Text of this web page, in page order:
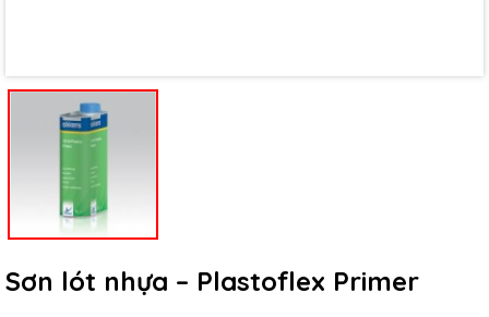
Sơn lót nhựa – Plastoflex Primer